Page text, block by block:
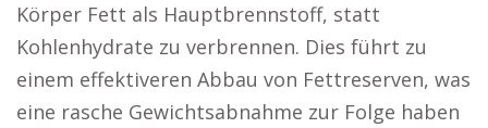
Körper Fett als Hauptbrennstoff, statt
Kohlenhydrate zu verbrennen. Dies führt zu
einem effektiveren Abbau von Fettreserven, was
eine rasche Gewichtsabnahme zur Folge haben